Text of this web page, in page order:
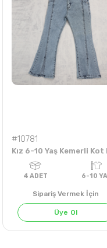
#10781
Sipariş Vermek İçin
Üye Ol